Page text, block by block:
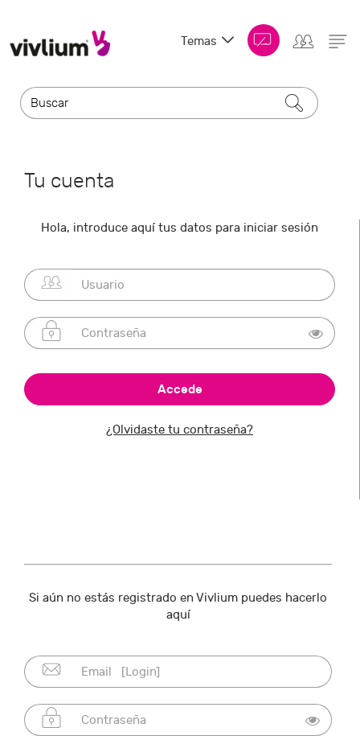
Temas
Tu cuenta
Hola, introduce aquí tus datos para iniciar sesión
¿Olvidaste tu contraseña?
Si aún no estás registrado en Vivlium puedes hacerlo
aquí